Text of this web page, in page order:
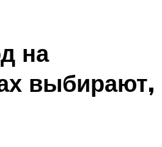
на
выбирают,